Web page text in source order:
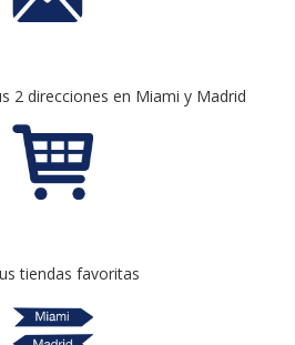
tiendas favoritas
de Miami o Madrid